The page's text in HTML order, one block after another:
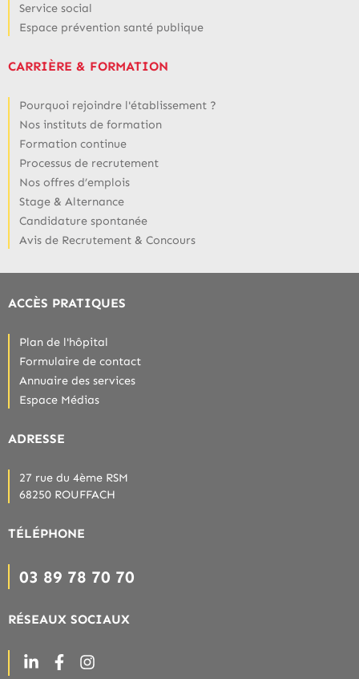
Service social
Espace prévention santé publique
CARRIÈRE & FORMATION
Pourquoi rejoindre l'établissement ?
Nos instituts de formation
Formation continue
Processus de recrutement
Nos offres d’emplois
Stage & Alternance
Candidature spontanée
Avis de Recrutement & Concours
ACCÈS PRATIQUES
Plan de l'hôpital
Formulaire de contact
Annuaire des services
Espace Médias
ADRESSE
27 rue du 4ème RSM
68250 ROUFFACH
TÉLÉPHONE
03 89 78 70 70
RÉSEAUX SOCIAUX